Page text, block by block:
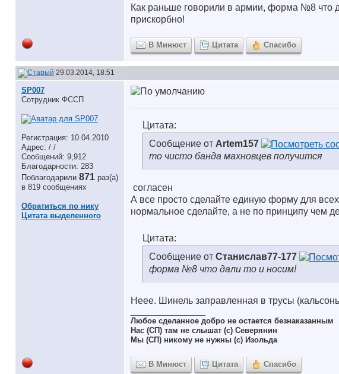
Как раньше говорили в армии, форма №8 что
прискорбно!
В Минюст Цитата Спасибо
29.03.2014, 18:51
SP007
Сотрудник ФССП
Регистрация: 10.04.2010
Адрес: / /
Сообщений: 9,912
Благодарности: 283
Поблагодарили 871 раз(а)
в 819 сообщениях
Обратиться по нику
Цитата выделенного
Цитата:
Сообщение от Artem157
то чисто банда махновцев получится
согласен
А все просто сделайте единую форму для
нормальное сделайте, а не по принципу чем
Цитата:
Сообщение от Станислав77-177
форма №8 что дали то и носим!
Неее. Шинель заправленная в трусы
Любое сделанное добро не остается безнаказанным
Нас (СП) там не слышат (с) Северянин
Мы (СП) никому не нужны (с) Изольда
В Минюст Цитата Спасибо